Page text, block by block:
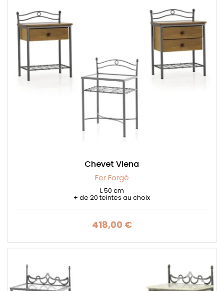
Chevet Viena
Fer Forgé
L 50 cm
+ de 20 teintes au choix
Prix
418,00 €